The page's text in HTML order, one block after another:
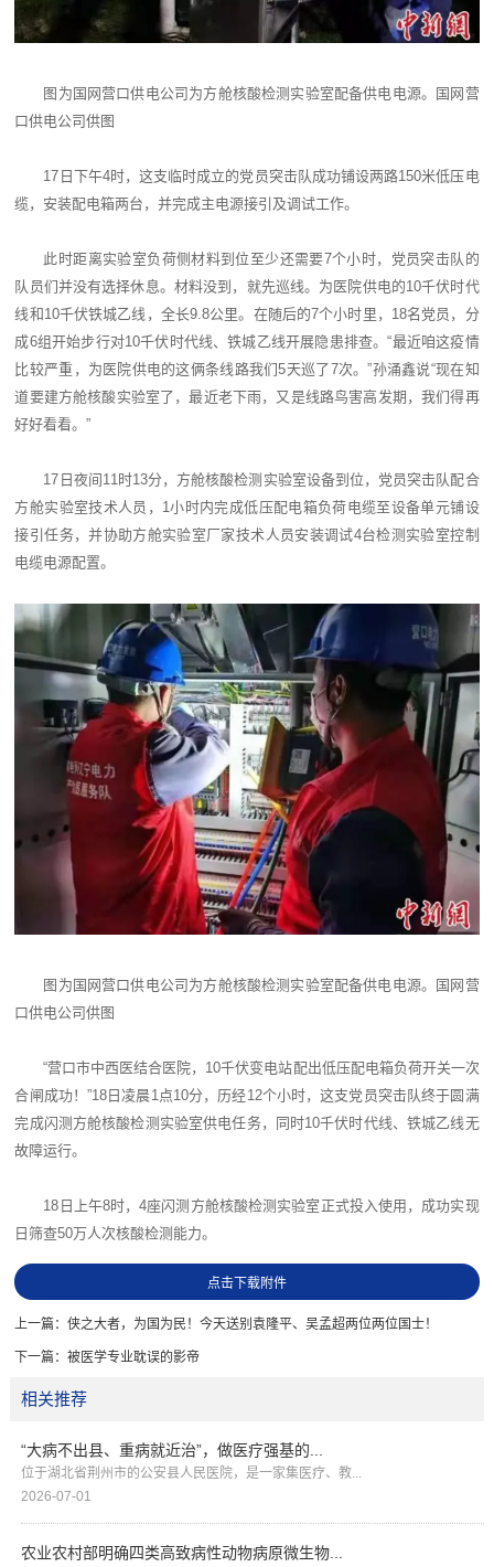
图为国网营口供电公司为方舱核酸检测实验室配备供电电源。国网营
口供电公司供图
17日下午4时，这支临时成立的党员突击队成功铺设两路150米低压电
缆，安装配电箱两台，并完成主电源接引及调试工作。
此时距离实验室负荷侧材料到位至少还需要7个小时，党员突击队的
队员们并没有选择休息。材料没到，就先巡线。为医院供电的10千伏时代
线和10千伏铁城乙线，全长9.8公里。在随后的7个小时里，18名党员，分
成6组开始步行对10千伏时代线、铁城乙线开展隐患排查。“最近咱这疫情
比较严重，为医院供电的这俩条线路我们5天巡了7次。”孙涌鑫说“现在知
道要建方舱核酸实验室了，最近老下雨，又是线路鸟害高发期，我们得再
好好看看。”
17日夜间11时13分，方舱核酸检测实验室设备到位，党员突击队配合
方舱实验室技术人员，1小时内完成低压配电箱负荷电缆至设备单元铺设
接引任务，并协助方舱实验室厂家技术人员安装调试4台检测实验室控制
电缆电源配置。
图为国网营口供电公司为方舱核酸检测实验室配备供电电源。国网营
口供电公司供图
“营口市中西医结合医院，10千伏变电站配出低压配电箱负荷开关一次
合闸成功！”18日凌晨1点10分，历经12个小时，这支党员突击队终于圆满
完成闪测方舱核酸检测实验室供电任务，同时10千伏时代线、铁城乙线无
故障运行。
18日上午8时，4座闪测方舱核酸检测实验室正式投入使用，成功实现
日筛查50万人次核酸检测能力。
点击下载附件
上一篇：侠之大者，为国为民！今天送别袁隆平、吴孟超两位两位国士！
下一篇：被医学专业耽误的影帝
相关推荐
“大病不出县、重病就近治”，做医疗强基的...
位于湖北省荆州市的公安县人民医院，是一家集医疗、教...
2026-07-01
农业农村部明确四类高致病性动物病原微生物...